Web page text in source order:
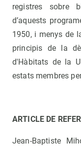
registres sobre
d’aquests
1950, i menys de
principis de la
d'Hàbitats de la
estats membres
ARTICLE DE
Jean-Baptiste